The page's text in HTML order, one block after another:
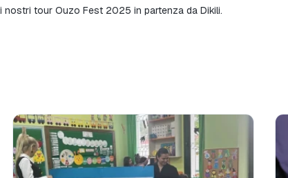
nostri tour Ouzo Fest 2025 in partenza da Dikili.